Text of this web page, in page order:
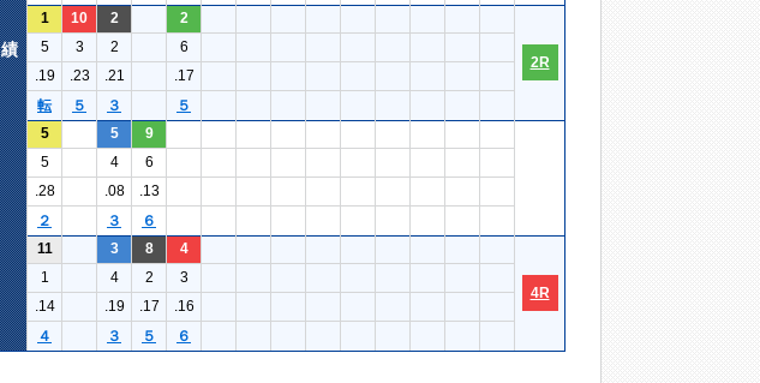
1 10 2 2
2R
5 3 2
6
.19
.23 .21
.17
転
５ ３ ５
5 5
9
5
4
6
.28
.08
.13
２
３ ６
11 3 8 4
4R
1 4 2
3
.14
.19 .17
.16
４
３ ５ ６
績